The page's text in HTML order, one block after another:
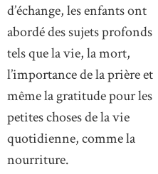
d’échange, les enfants ont
abordé des sujets profonds
tels que la vie, la mort,
l’importance de la prière et
même la gratitude pour les
petites choses de la vie
quotidienne, comme la
nourriture.